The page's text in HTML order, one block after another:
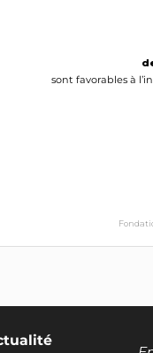
Michèle Alliot-
Jean Arthuis
sont favorables à